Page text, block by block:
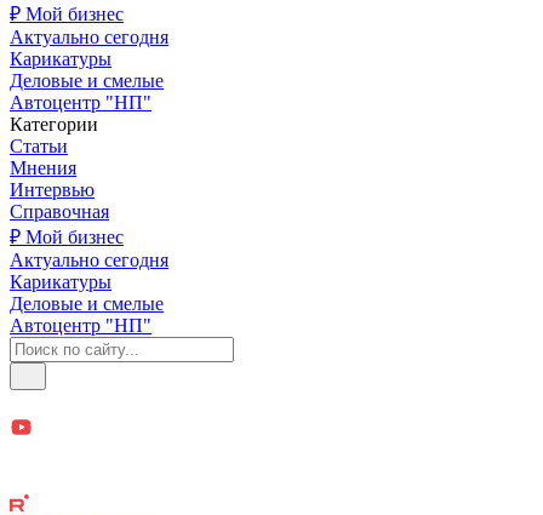
₽ Мой бизнес
Актуально сегодня
Карикатуры
Деловые и смелые
Автоцентр "НП"
Категории
Статьи
Мнения
Интервью
Справочная
₽ Мой бизнес
Актуально сегодня
Карикатуры
Деловые и смелые
Автоцентр "НП"